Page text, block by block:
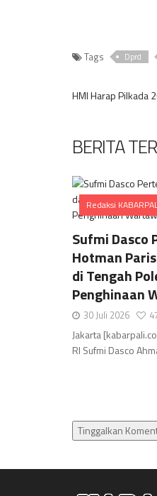
Tags Dprd
HMI Harap Pilkada
BERITA
Redaksi
Sufmi Dasco
Hotman
di Tengah
Penghinaan
30 Juli 2026
Jakarta
RI Sufmi Dasco
Tinggalkan